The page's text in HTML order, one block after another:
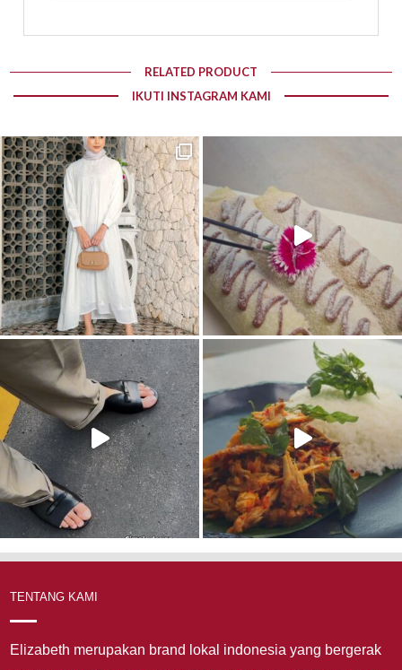
RELATED PRODUCT
IKUTI INSTAGRAM KAMI
TENTANG KAMI
Elizabeth merupakan brand lokal indonesia yang bergerak